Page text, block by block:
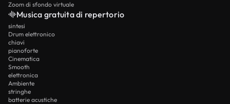
Zoom di sfondo virtuale
Musica gratuita di repertorio
sintesi
Drum elettronico
chiavi
pianoforte
Cinematica
Smooth
elettronica
Ambiente
stringhe
batterie acustiche